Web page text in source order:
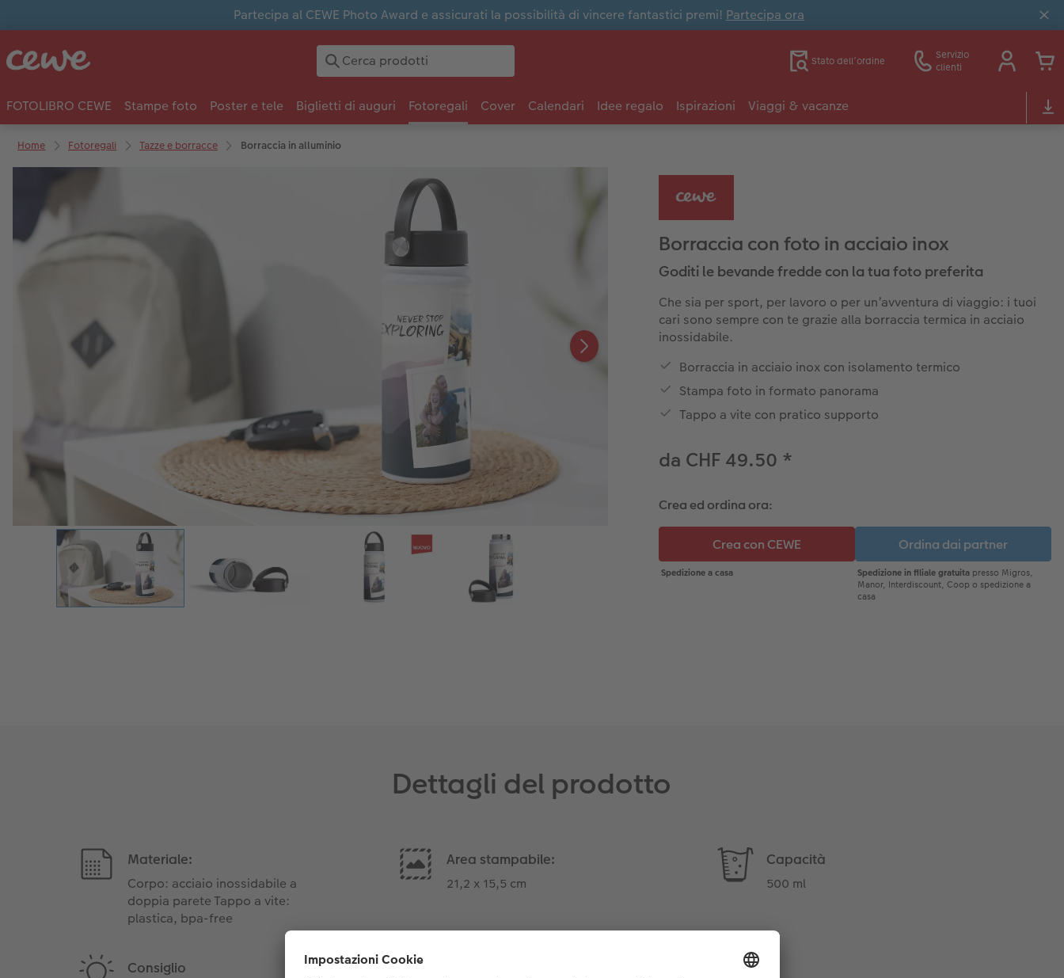
Partecipa al CEWE Photo Award e assicurati la possibilità di vincere fantastici premi! Partecipa ora
Stato dell’ordine
Servizio
clienti
FOTOLIBRO CEWE Stampe foto Poster e tele Biglietti di auguri Fotoregali Cover Calendari Idee regalo Ispirazioni Viaggi & vacanze
Home Fotoregali Tazze e borracce Borraccia in alluminio
Borraccia con foto in acciaio inox
Goditi le bevande fredde con la tua foto preferita
Che sia per sport, per lavoro o per un’avventura di viaggio: i tuoi
cari sono sempre con te grazie alla borraccia termica in acciaio
inossidabile.
Borraccia in acciaio inox con isolamento termico
Stampa foto in formato panorama
Tappo a vite con pratico supporto
da CHF 49.50 *
Crea ed ordina ora:
Dettagli del prodotto
Materiale:
Corpo: acciaio inossidabile a
doppia parete Tappo a vite:
plastica, bpa-free
Area stampabile:
21,2 x 15,5 cm
Capacità
500 ml
Consiglio